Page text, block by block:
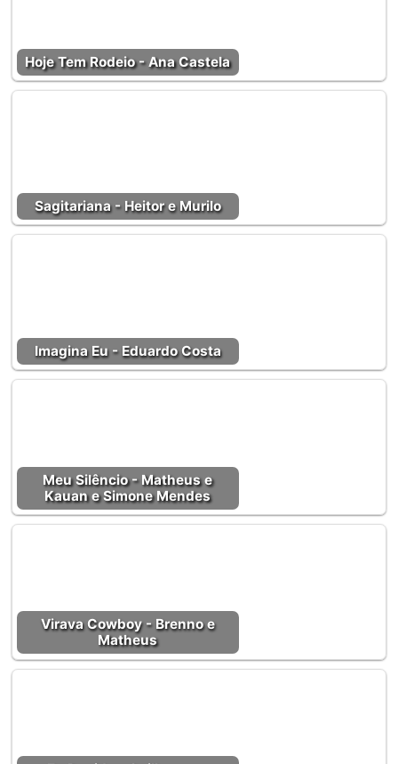
Hoje Tem Rodeio - Ana Castela
Sagitariana - Heitor e Murilo
Imagina Eu - Eduardo Costa
Meu Silêncio - Matheus e
Kauan e Simone Mendes
Virava Cowboy - Brenno e
Matheus